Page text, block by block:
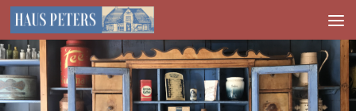
Zum Inhalt springen